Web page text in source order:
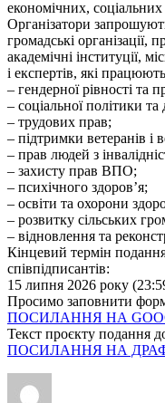
економічних,
Організатори
громадські організації,
академічні інституції,
і експертів, які
– гендерної рівності та
– соціальної політики та
– трудових прав;
– підтримки ветеранів і
– прав людей з
– захисту прав ВПО;
– психічного здоров’я;
– освіти та охорони
– розвитку сільських
– відновлення та
Кінцевий термін
співпідписантів:
15 липня 2026 року
Просимо заповнити
ПОСИЛАННЯ НА
Текст проєкту подання
ПОСИЛАННЯ НА